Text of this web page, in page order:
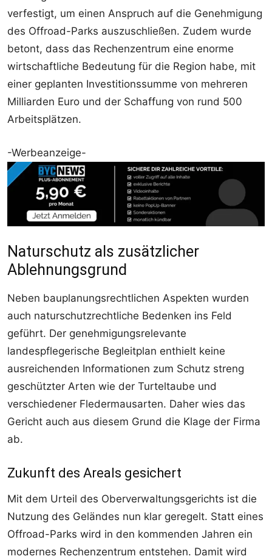
verfestigt, um einen Anspruch auf die Genehmigung
des Offroad-Parks auszuschließen. Zudem wurde
betont, dass das Rechenzentrum eine enorme
wirtschaftliche Bedeutung für die Region habe, mit
einer geplanten Investitionssumme von mehreren
Milliarden Euro und der Schaffung von rund 500
Arbeitsplätzen.
-Werbeanzeige-
Naturschutz als zusätzlicher
Ablehnungsgrund
Neben bauplanungsrechtlichen Aspekten wurden
auch naturschutzrechtliche Bedenken ins Feld
geführt. Der genehmigungsrelevante
landespflegerische Begleitplan enthielt keine
ausreichenden Informationen zum Schutz streng
geschützter Arten wie der Turteltaube und
verschiedener Fledermausarten. Daher wies das
Gericht auch aus diesem Grund die Klage der Firma
ab.
Zukunft des Areals gesichert
Mit dem Urteil des Oberverwaltungsgerichts ist die
Nutzung des Geländes nun klar geregelt. Statt eines
Offroad-Parks wird in den kommenden Jahren ein
modernes Rechenzentrum entstehen. Damit wird